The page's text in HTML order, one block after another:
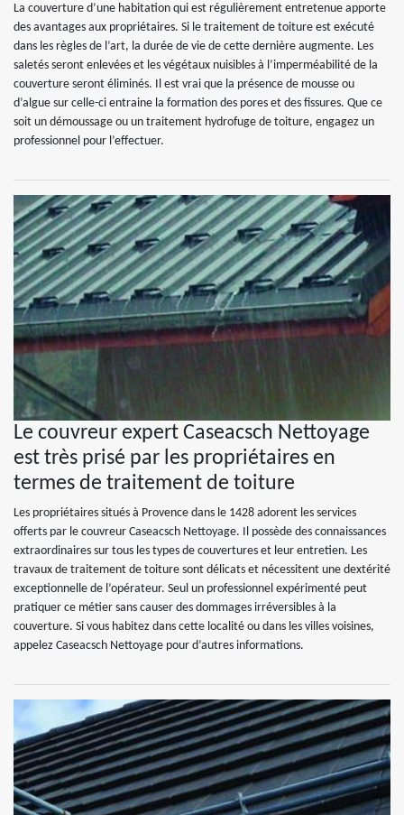
La couverture d’une habitation qui est régulièrement entretenue apporte
des avantages aux propriétaires. Si le traitement de toiture est exécuté
dans les règles de l’art, la durée de vie de cette dernière augmente. Les
saletés seront enlevées et les végétaux nuisibles à l’imperméabilité de la
couverture seront éliminés. Il est vrai que la présence de mousse ou
d’algue sur celle-ci entraine la formation des pores et des fissures. Que ce
soit un démoussage ou un traitement hydrofuge de toiture, engagez un
professionnel pour l’effectuer.
Le couvreur expert Caseacsch Nettoyage
est très prisé par les propriétaires en
termes de traitement de toiture
Les propriétaires situés à Provence dans le 1428 adorent les services
offerts par le couvreur Caseacsch Nettoyage. Il possède des connaissances
extraordinaires sur tous les types de couvertures et leur entretien. Les
travaux de traitement de toiture sont délicats et nécessitent une dextérité
exceptionnelle de l’opérateur. Seul un professionnel expérimenté peut
pratiquer ce métier sans causer des dommages irréversibles à la
couverture. Si vous habitez dans cette localité ou dans les villes voisines,
appelez Caseacsch Nettoyage pour d’autres informations.